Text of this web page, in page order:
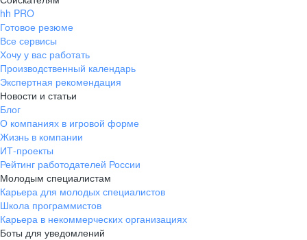
hh PRO
Готовое резюме
Все сервисы
Хочу у вас работать
Производственный календарь
Экспертная рекомендация
Новости и статьи
Блог
О компаниях в игровой форме
Жизнь в компании
ИТ-проекты
Рейтинг работодателей России
Молодым специалистам
Карьера для молодых специалистов
Школа программистов
Карьера в некоммерческих организациях
Боты для уведомлений